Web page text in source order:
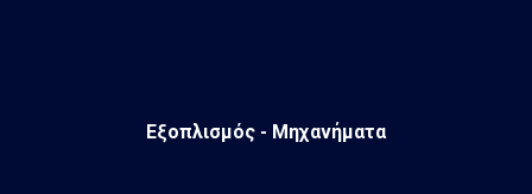
Εξοπλισμός - Μηχανήματα